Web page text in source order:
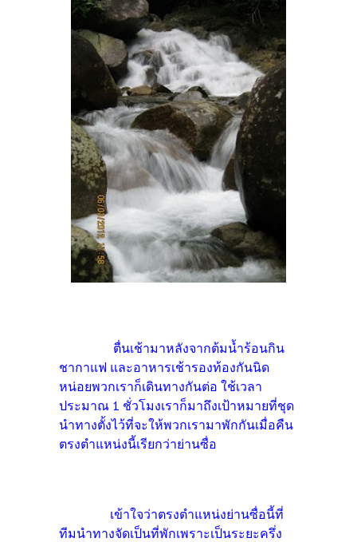
ตื่นเช้ามาหลังจากต้มน้ำร้อนกิน
ชากาแฟ และอาหารเช้ารองท้องกันนิด
หน่อยพวกเราก็เดินทางกันต่อ ใช้เวลา
ประมาณ 1 ชั่วโมงเราก็มาถึงเป้าหมายที่ชุด
นำทางตั้งไว้ที่จะให้พวกเรามาพักกันเมื่อคืน
ตรงตำแหน่งนี้เรียกว่าย่านซื่อ
เข้าใจว่าตรงตำแหน่งย่านซื่อนี้ที่
ทีมนำทางจัดเป็นที่พักเพราะเป็นระยะครึ่ง